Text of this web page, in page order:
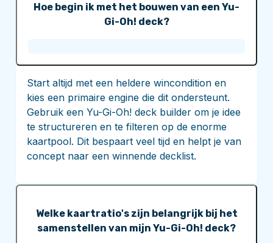
Hoe begin ik met het bouwen van een Yu-
Gi-Oh! deck?
Start altijd met een heldere wincondition en
kies een primaire engine die dit ondersteunt.
Gebruik een Yu-Gi-Oh! deck builder om je idee
te structureren en te filteren op de enorme
kaartpool. Dit bespaart veel tijd en helpt je van
concept naar een winnende decklist.
Welke kaartratio's zijn belangrijk bij het
samenstellen van mijn Yu-Gi-Oh! deck?